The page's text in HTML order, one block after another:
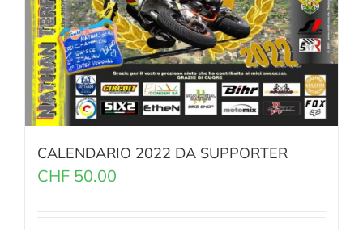
CALENDARIO 2022 DA SUPPORTER
CHF 50.00